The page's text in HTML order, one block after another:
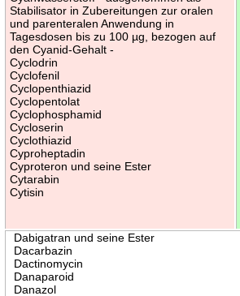
Stabilisator in Zubereitungen zur oralen
und parenteralen Anwendung in
Tagesdosen bis zu 100 µg, bezogen auf
den Cyanid-Gehalt -
Cyclodrin
Cyclofenil
Cyclopenthiazid
Cyclopentolat
Cyclophosphamid
Cycloserin
Cyclothiazid
Cyproheptadin
Cyproteron und seine Ester
Cytarabin
Cytisin
Dabigatran und seine Ester
Dacarbazin
Dactinomycin
Danaparoid
Danazol